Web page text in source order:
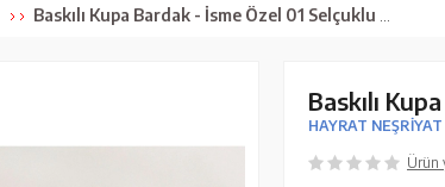
Baskılı Kupa Bardak - İsme Özel 01 Selçuklu Motifli
Baskılı
HAYRAT NEŞRİYAT
Ürün